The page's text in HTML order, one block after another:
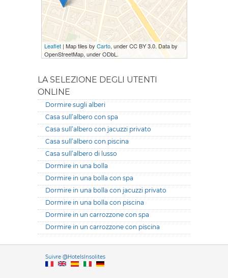
Leaflet| Map tiles byCarto, under CC BY 3.0. Data by
OpenStreetMap, under ODbL.
LA SELEZIONE DEGLI UTENTI
ONLINE
Dormire sugli alberi
Casa sull’albero con spa
Casa sull’albero con jacuzzi privato
Casa sull’albero con piscina
Casa sull’albero di lusso
Dormire in una bolla
Dormire in una bolla con spa
Dormire in una bolla con jacuzzi privato
Dormire in una bolla con piscina
Dormire in un carrozzone con spa
Dormire in un carrozzone con piscina
Suivre @HotelsInsolitesVersione